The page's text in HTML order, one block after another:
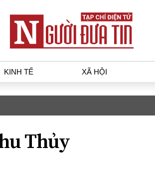
KINH TẾ XÃ HỘI
Tài chính - Ngân hàng
Kinh tế vĩ mô
Thủy